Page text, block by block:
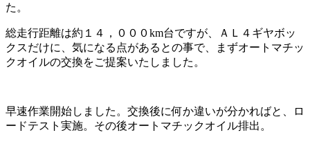
た。
総走行距離は約１４，０００km台ですが、ＡＬ４ギヤボッ
クスだけに、気になる点があるとの事で、まずオートマチッ
クオイルの交換をご提案いたしました。
早速作業開始しました。交換後に何か違いが分かればと、ロ
ードテスト実施。その後オートマチックオイル排出。